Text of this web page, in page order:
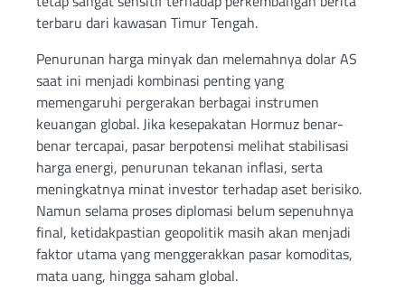
terbaru dari kawasan Timur Tengah.
Penurunan harga minyak dan melemahnya dolar AS
saat ini menjadi kombinasi penting yang
memengaruhi pergerakan berbagai instrumen
keuangan global. Jika kesepakatan Hormuz benar-
benar tercapai, pasar berpotensi melihat stabilisasi
harga energi, penurunan tekanan inflasi, serta
meningkatnya minat investor terhadap aset berisiko.
Namun selama proses diplomasi belum sepenuhnya
final, ketidakpastian geopolitik masih akan menjadi
faktor utama yang menggerakkan pasar komoditas,
mata uang, hingga saham global.